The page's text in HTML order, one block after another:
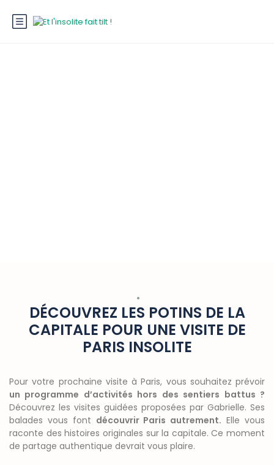
DÉCOUVREZ LES POTINS DE LA
CAPITALE POUR UNE VISITE DE
PARIS INSOLITE
Pour votre prochaine visite à Paris, vous souhaitez prévoir
un programme d’activités hors des sentiers battus ?
Découvrez les visites guidées proposées par Gabrielle. Ses
balades vous font découvrir Paris autrement. Elle vous
raconte des histoires originales sur la capitale. Ce moment
de partage authentique devrait vous plaire.